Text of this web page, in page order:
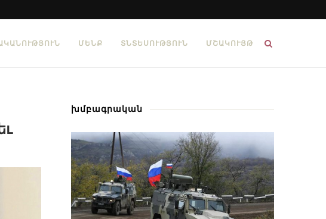
ՄԵՆՔ ՏՆՏԵՍՈՒԹՅՈՒՆ ՄՇԱԿՈՒՅԹ
խմբագրական